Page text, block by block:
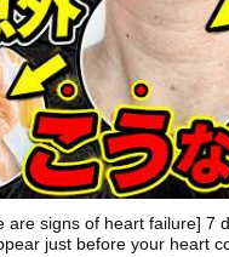
are signs of heart failure] 7
just before your heart